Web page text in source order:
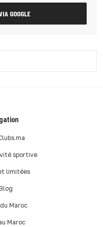
GOOGLE
sportive
limitées
Maroc
Maroc